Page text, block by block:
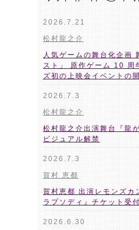
2026.7.21
松村龍之介
人気ゲームの舞台化企画
スト」 原作ゲーム 10 周
ズ初の上映会イベントの
2026.7.3
松村龍之介
松村龍之介出演舞台『龍
ビジュアル解禁
2026.7.3
賀村 恵都
賀村恵都 出演レモンズカ
ラプソディ』チケット受
2026.6.30